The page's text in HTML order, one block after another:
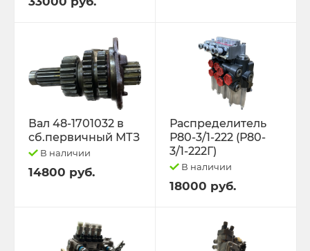
Вал 48-1701032 в
сб.первичный МТЗ
В наличии
14800 руб.
Распределитель
Р80-3/1-222 (Р80-
3/1-222Г)
В наличии
18000 руб.